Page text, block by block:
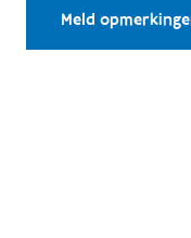
Meld